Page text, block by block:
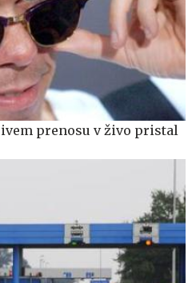
prenosu v živo pristal